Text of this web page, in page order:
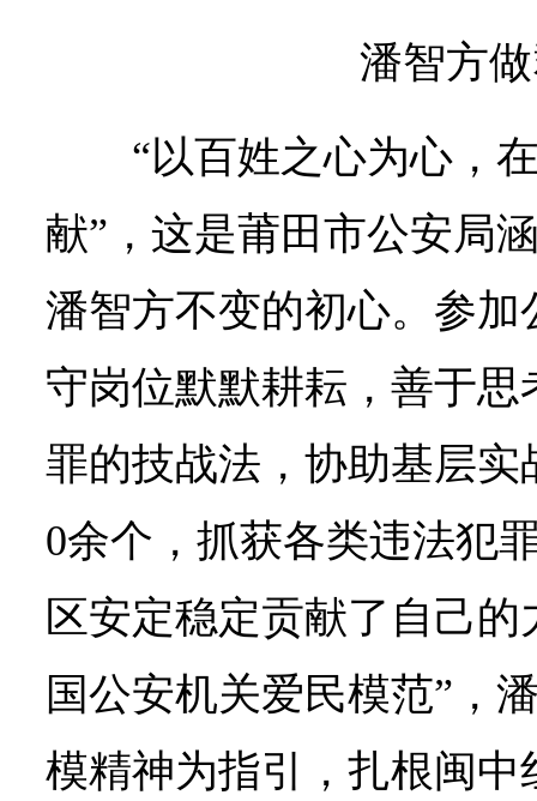
潘智方
“以百姓之心为心，
献”，这是莆田市公安局
潘智方不变的初心。参加
守岗位默默耕耘，善于
罪的技战法，协助基层
0余个，抓获各类违法犯
区安定稳定贡献了自己
国公安机关爱民模范”，
模精神为指引，扎根闽